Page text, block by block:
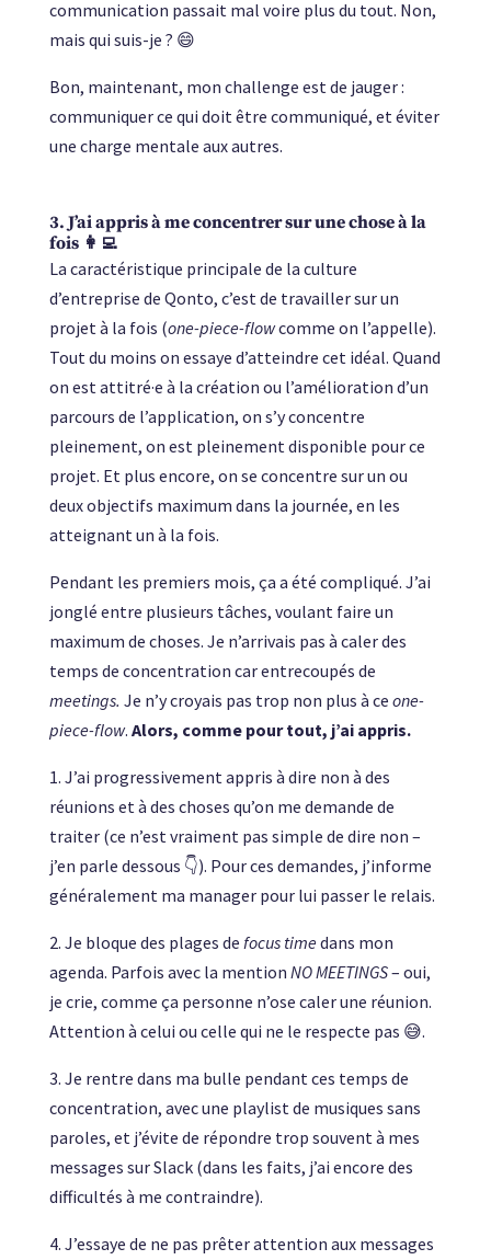
communication passait mal voire plus du tout. Non,
mais qui suis-je ? 😄
Bon, maintenant, mon challenge est de jauger :
communiquer ce qui doit être communiqué, et éviter
une charge mentale aux autres.
3. J’ai appris à me concentrer sur une chose à la
fois 👩‍💻
La caractéristique principale de la culture
d’entreprise de Qonto, c’est de travailler sur un
projet à la fois (one-piece-flowcomme on l’appelle).
Tout du moins on essaye d’atteindre cet idéal. Quand
on est attitré·e à la création ou l’amélioration d’un
parcours de l’application, on s’y concentre
pleinement, on est pleinement disponible pour ce
projet. Et plus encore, on se concentre sur un ou
deux objectifs maximum dans la journée, en les
atteignant un à la fois.
Pendant les premiers mois, ça a été compliqué. J’ai
jonglé entre plusieurs tâches, voulant faire un
maximum de choses. Je n’arrivais pas à caler des
temps de concentration car entrecoupés de
meetings. Je n’y croyais pas trop non plus à ce one-
piece-flow. Alors, comme pour tout, j’ai appris.
1. J’ai progressivement appris à dire non à des
réunions et à des choses qu’on me demande de
traiter (ce n’est vraiment pas simple de dire non –
j’en parle dessous 👇). Pour ces demandes, j’informe
généralement ma manager pour lui passer le relais.
2. Je bloque des plages de focus timedans mon
agenda. Parfois avec la mention NO MEETINGS– oui,
je crie, comme ça personne n’ose caler une réunion.
Attention à celui ou celle qui ne le respecte pas 😅.
3. Je rentre dans ma bulle pendant ces temps de
concentration, avec une playlist de musiques sans
paroles, et j’évite de répondre trop souvent à mes
messages sur Slack (dans les faits, j’ai encore des
difficultés à me contraindre).
4. J’essaye de ne pas prêter attention aux messages